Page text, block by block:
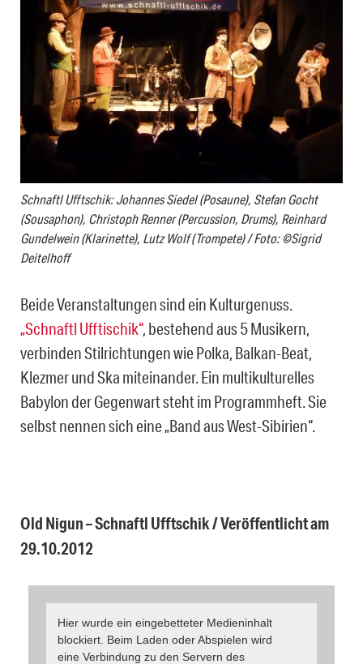
Schnaftl Ufftschik: Johannes Siedel (Posaune), Stefan Gocht
(Sousaphon), Christoph Renner (Percussion, Drums), Reinhard
Gundelwein (Klarinette), Lutz Wolf (Trompete) / Foto: ©Sigrid
Deitelhoff
Beide Veranstaltungen sind ein Kulturgenuss.
„Schnaftl Ufftischik“, bestehend aus 5 Musikern,
verbinden Stilrichtungen wie Polka, Balkan-Beat,
Klezmer und Ska miteinander. Ein multikulturelles
Babylon der Gegenwart steht im Programmheft. Sie
selbst nennen sich eine „Band aus West-Sibirien“.
Old Nigun – Schnaftl Ufftschik / Veröffentlicht am
29.10.2012
Hier wurde ein eingebetteter Medieninhalt
blockiert. Beim Laden oder Abspielen wird
eine Verbindung zu den Servern des